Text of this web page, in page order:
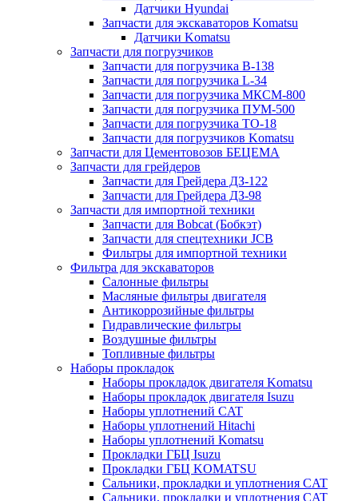
Датчики Hyundai
Запчасти для экскаваторов Komatsu
Датчики Komatsu
Запчасти для погрузчиков
Запчасти для погрузчика B-138
Запчасти для погрузчика L-34
Запчасти для погрузчика МКСМ-800
Запчасти для погрузчика ПУМ-500
Запчасти для погрузчика ТО-18
Запчасти для погрузчиков Komatsu
Запчасти для Цементовозов БЕЦЕМА
Запчасти для грейдеров
Запчасти для Грейдера ДЗ-122
Запчасти для Грейдера ДЗ-98
Запчасти для импортной техники
Запчасти для Bobcat (Бобкэт)
Запчасти для спецтехники JCB
Фильтры для импортной техники
Фильтра для экскаваторов
Салонные фильтры
Масляные фильтры двигателя
Антикоррозийные фильтры
Гидравлические фильтры
Воздушные фильтры
Топливные фильтры
Наборы прокладок
Наборы прокладок двигателя Komatsu
Наборы прокладок двигателя Isuzu
Наборы уплотнений CAT
Наборы уплотнений Hitachi
Наборы уплотнений Komatsu
Прокладки ГБЦ Isuzu
Прокладки ГБЦ KOMATSU
Сальники, прокладки и уплотнения CAT
Сальники, прокладки и уплотнения CAT